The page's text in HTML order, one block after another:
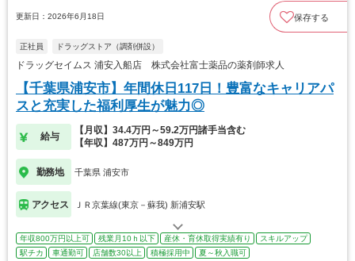
更新日：2026年6月18日 保存する
正社員 ドラッグストア（調剤併設）
ドラッグセイムス 浦安入船店 株式会社富士薬品の薬剤師求人
【千葉県浦安市】年間休日117日！豊富なキャリアパ
スと充実した福利厚生が魅力◎
給与
【月収】34.4万円～59.2万円諸手当含む
【年収】487万円～849万円
勤務地 千葉県 浦安市
アクセス ＪＲ京葉線(東京－蘇我) 新浦安駅
年収800万円以上可 残業月10ｈ以下 産休・育休取得実績有り
スキルアップ
駅チカ
車通勤可 店舗数30以上 積極採用中 夏～秋入職可